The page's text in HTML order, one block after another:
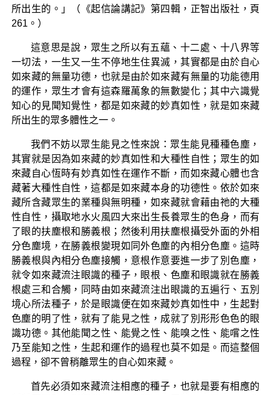
所出生的。」（《起信論講記》第四輯，正智出版社，頁
261。）
這意思是說，眾生之所以有五蘊、十二處、十八界等
一切法，一生又一生不停地生住異滅，其實都是由於自心
如來藏的無量功德，也就是由於如來藏有無量的功能德用
的運作，眾生才會有這森羅萬象的無數變化；其中六識覺
知心的見聞知覺性，都是如來藏的妙真如性，就是如來藏
所出生的眾多體性之一。
我們不妨以眾生能見之性來說：眾生能見種種色塵，
其實就是因為如來藏的妙真如性和大種性自性；眾生的如
來藏自心恆時有妙真如性在運作不斷，而如來藏心體也含
藏著大種性自性，這都是如來藏本身的功德性。依於如來
藏所含藏眾生的業種與無明種，如來藏就會藉由祂的大種
性自性，攝取地水火風四大來出生長養眾生的色身，而有
了眼的扶塵根和勝義根；然後利用扶塵根攝受外面的外相
分色塵境，在勝義根變現如同外色塵的內相分色塵。這時
勝義根與內相分色塵接觸，意根作意要進一步了別色塵，
就令如來藏流注眼識的種子，眼根、色塵和眼識就在勝義
根處三和合觸，同時由如來藏流注出眼識的五遍行、五別
境心所法種子，於是眼識便在如來藏妙真如性中，生起對
色塵的明了性，就有了能見之性，成就了別形形色色的眼
識功德。其他能聞之性、能覺之性、能嗅之性、能嚐之性
乃至能知之性，生起和運作的過程也莫不如是。而這整個
過程，卻不曾稍離眾生的自心如來藏。
首先必須如來藏流注相應的種子，也就是要有相應的